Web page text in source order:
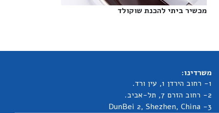
מכשיר ביתי להכנת שוקולד‎
משרדינו:
1- רחוב הירדן 1, עין ורד.
2- רחוב הזרם 7, תל-אביב.
3- DunBei 2, Shezhen, China